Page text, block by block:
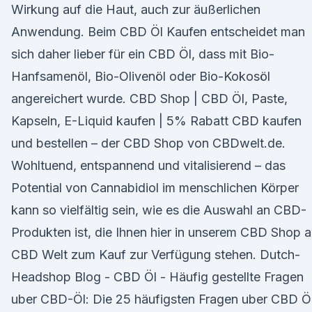
Wirkung auf die Haut, auch zur äußerlichen
Anwendung. Beim CBD Öl Kaufen entscheidet man
sich daher lieber für ein CBD Öl, dass mit Bio-
Hanfsamenöl, Bio-Olivenöl oder Bio-Kokosöl
angereichert wurde. CBD Shop | CBD Öl, Paste,
Kapseln, E-Liquid kaufen | 5% Rabatt CBD kaufen
und bestellen – der CBD Shop von CBDwelt.de.
Wohltuend, entspannend und vitalisierend – das
Potential von Cannabidiol im menschlichen Körper
kann so vielfältig sein, wie es die Auswahl an CBD-
Produkten ist, die Ihnen hier in unserem CBD Shop
CBD Welt zum Kauf zur Verfügung stehen. Dutch-
Headshop Blog - CBD Öl - Häufig gestellte Fragen
uber CBD-Öl: Die 25 häufigsten Fragen uber CBD